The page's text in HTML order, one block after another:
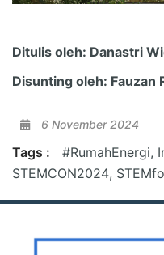
Ditulis oleh: Danastri
Disunting oleh: Fauzan
6 November 2024
Tags : #RumahEnergi,
STEMCON2024,